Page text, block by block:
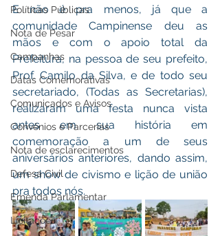
Políticas Públicas
Nota de Pesar
Campanhas
Datas Comemorativas
Comunicados e Avisos
Convênios e Parcerias
Nota de esclarecimentos
Defesa Civil
Emenda Parlamentar
Licitações
E não é pra menos, já que a
comunidade Campinense deu as
mãos e com o apoio total da
Prefeitura, na pessoa de seu prefeito,
Prof. Camilo da Silva, e de todo seu
secretariado, (Todas as Secretarias),
realizaram uma festa nunca vista
antes em sua história em
comemoração a um de seus
aniversários anteriores, dando assim,
um show de civismo e lição de união
pra todos nós.